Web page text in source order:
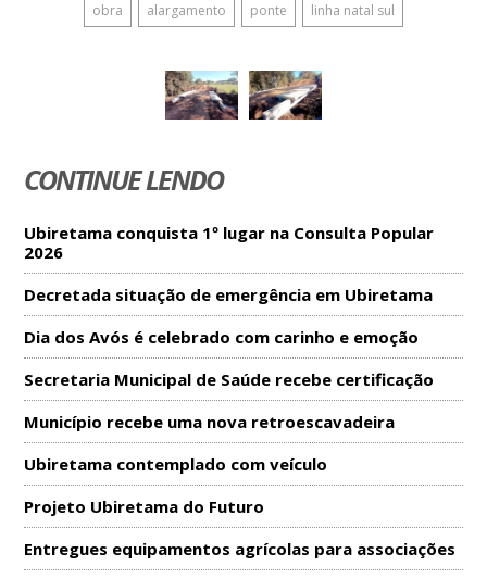
obra alargamento ponte linha natal sul
CONTINUE LENDO
Ubiretama conquista 1º lugar na Consulta Popular
2026
Decretada situação de emergência em Ubiretama
Dia dos Avós é celebrado com carinho e emoção
Secretaria Municipal de Saúde recebe certificação
Município recebe uma nova retroescavadeira
Ubiretama contemplado com veículo
Projeto Ubiretama do Futuro
Entregues equipamentos agrícolas para associações